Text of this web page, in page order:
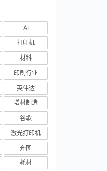
AI
打印机
材料
印刷行业
英伟达
增材制造
谷歌
激光打印机
奔图
耗材